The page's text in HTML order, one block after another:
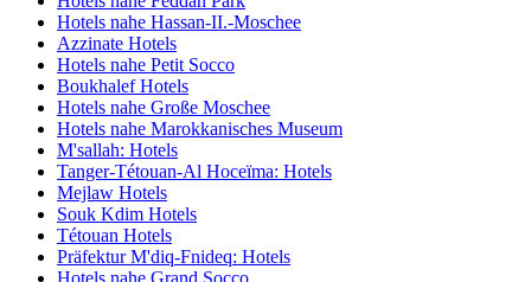
Hotels nahe Hassan-II.-Moschee
Azzinate Hotels
Hotels nahe Petit Socco
Boukhalef Hotels
Hotels nahe Große Moschee
Hotels nahe Marokkanisches Museum
M'sallah: Hotels
Tanger-Tétouan-Al Hoceïma: Hotels
Mejlaw Hotels
Souk Kdim Hotels
Tétouan Hotels
Präfektur M'diq-Fnideq: Hotels